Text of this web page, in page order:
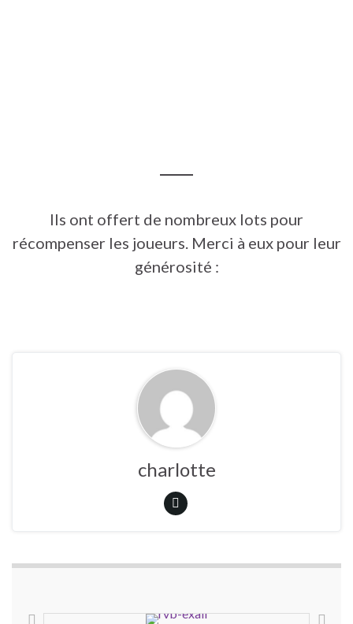
Ils ont offert de nombreux lots pour
récompenser les joueurs. Merci à eux pour leur
générosité :
charlotte